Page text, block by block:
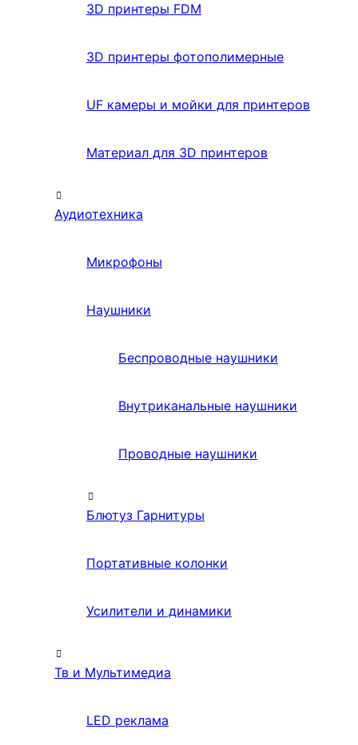
3D принтеры FDM
3D принтеры фотополимерные
UF камеры и мойки для принтеров
Материал для 3D принтеров
Аудиотехника
Микрофоны
Наушники
Беспроводные наушники
Внутриканальные наушники
Проводные наушники
Блютуз Гарнитуры
Портативные колонки
Усилители и динамики
Тв и Мультимедиа
LED реклама